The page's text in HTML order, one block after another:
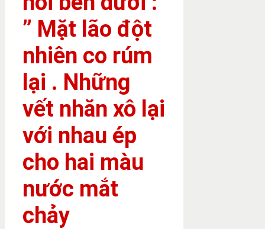
” Mặt lão đột
nhiên co rúm
lại . Những
vết nhăn xô lại
với nhau ép
cho hai màu
nước mắt
chảy